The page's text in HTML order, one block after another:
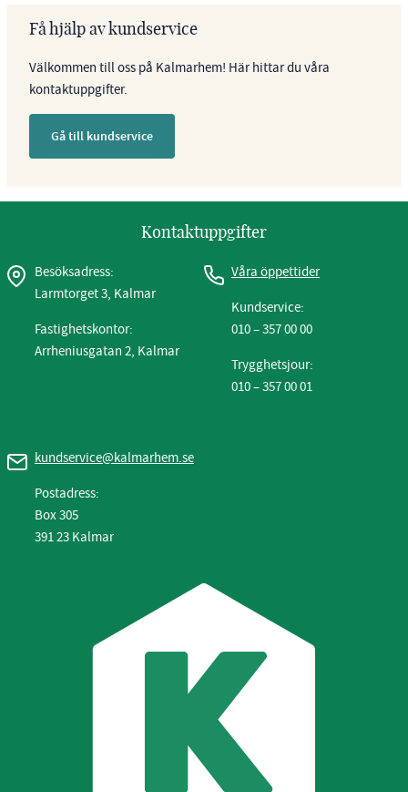
Få hjälp av kundservice
Välkommen till oss på Kalmarhem! Här hittar du våra
kontaktuppgifter.
Gå till kundservice
Kontaktuppgifter
Besöksadress:
Larmtorget 3, Kalmar
Fastighetskontor:
Arrheniusgatan 2, Kalmar
Våra öppettider
Kundservice:
010 – 357 00 00
Trygghetsjour:
010 – 357 00 01
kundservice@kalmarhem.se
Postadress:
Box 305
391 23 Kalmar